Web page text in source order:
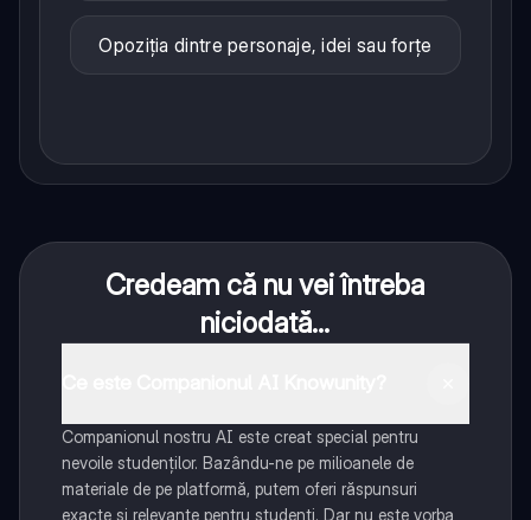
Opoziția dintre personaje, idei sau forțe
Credeam că nu vei întreba
niciodată...
Companionul nostru AI este creat special pentru
nevoile studenților. Bazându-ne pe milioanele de
materiale de pe platformă, putem oferi răspunsuri
exacte și relevante pentru studenți. Dar nu este vorba